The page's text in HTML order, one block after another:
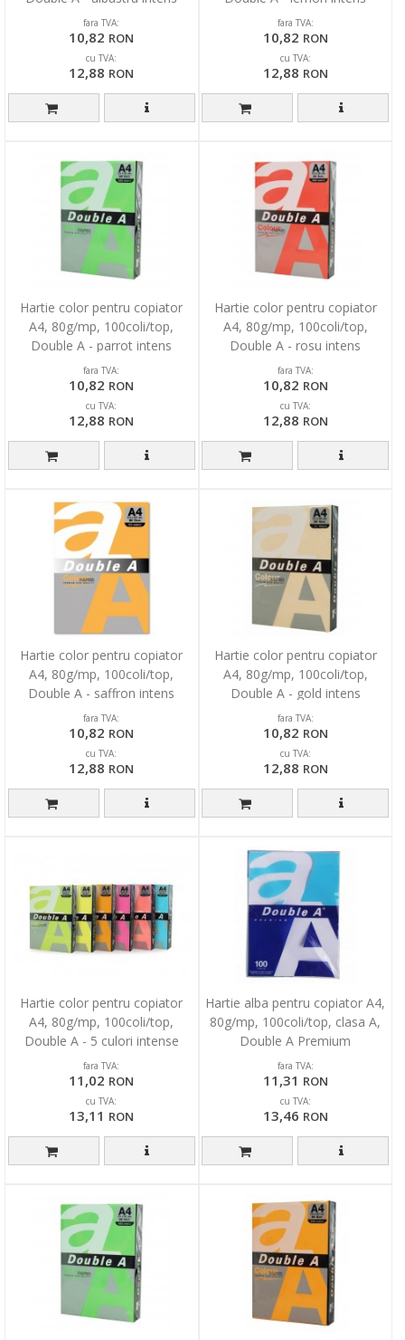
fara TVA:
10,82 RON
cu TVA:
12,88 RON
fara TVA:
10,82 RON
cu TVA:
12,88 RON
Hartie color pentru copiator
A4, 80g/mp, 100coli/top,
Double A - parrot intens
fara TVA:
10,82 RON
cu TVA:
12,88 RON
Hartie color pentru copiator
A4, 80g/mp, 100coli/top,
Double A - rosu intens
fara TVA:
10,82 RON
cu TVA:
12,88 RON
Hartie color pentru copiator
A4, 80g/mp, 100coli/top,
Double A - saffron intens
fara TVA:
10,82 RON
cu TVA:
12,88 RON
Hartie color pentru copiator
A4, 80g/mp, 100coli/top,
Double A - gold intens
fara TVA:
10,82 RON
cu TVA:
12,88 RON
Hartie color pentru copiator
A4, 80g/mp, 100coli/top,
Double A - 5 culori intense
asortate
fara TVA:
11,02 RON
cu TVA:
13,11 RON
Hartie alba pentru copiator A4,
80g/mp, 100coli/top, clasa A,
Double A Premium
fara TVA:
11,31 RON
cu TVA:
13,46 RON